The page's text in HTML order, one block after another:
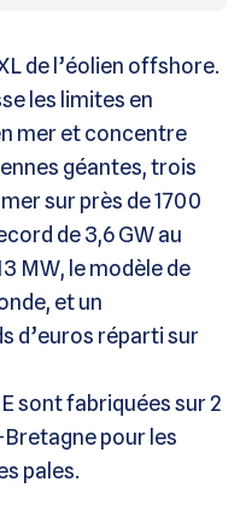
de l’éolien offshore.
les limites en
mer et concentre
géantes, trois
sur près de 1700
de 3,6 GW au
MW, le modèle de
et un
d’euros réparti sur
sont fabriquées sur 2
pour les
pales.